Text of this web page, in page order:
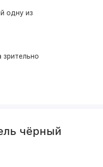
одну из
чёрный